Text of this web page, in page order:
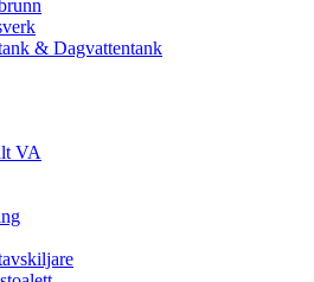
& Dagvattentank
VA